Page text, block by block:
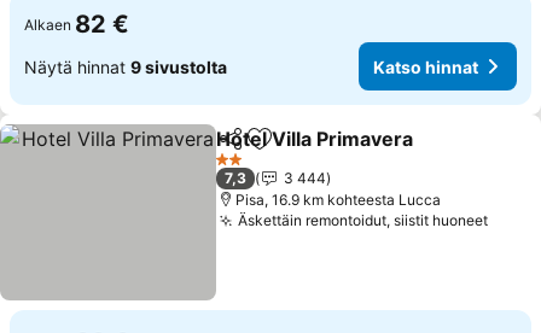
Alkaen 82 €
Näytä hinnat 9 sivustolta Katso hinnat
Jaa Lisää suosikkeihin
Hotel Villa Primavera
2 Tähtiluokitus
7,3
3 444
Pisa, 16.9 km kohteesta Lucca
Äskettäin remontoidut, siistit huoneet